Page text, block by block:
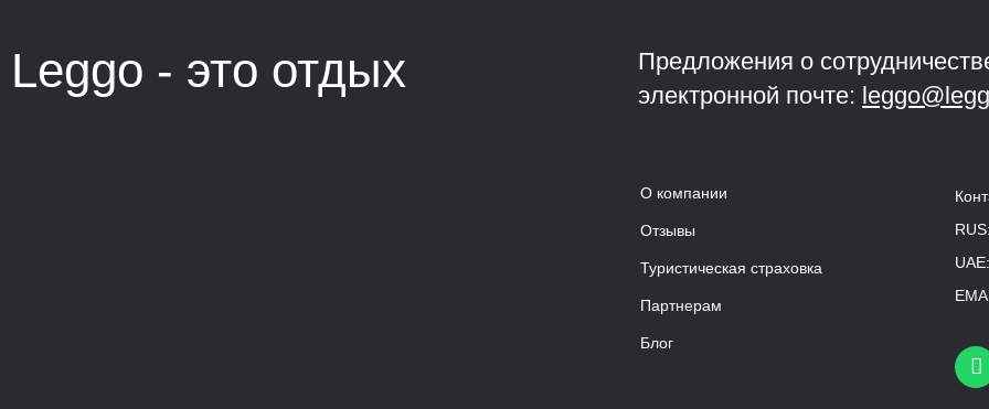
Leggo - это отдых
Предложения о
электронной почте:
О компании
Отзывы
Туристическая страховка
Партнерам
Блог
RUS:
UAE: